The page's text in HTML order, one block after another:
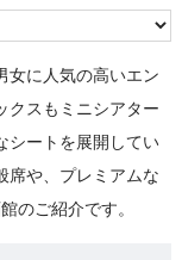
女に人気の高いエン
クスもミニシアター
シートを展開してい
席や、プレミアムな
のご紹介です。